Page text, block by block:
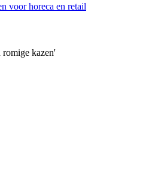
voor horeca en retail
kazen'